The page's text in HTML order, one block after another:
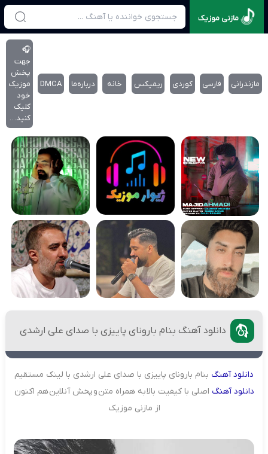
مازنی موزیک
مازندرانی فارسی کوردی ریمیکس خانه درباره‌‌ما DMCA
🎧
جهت
پخش
موزیک
خود
کلیک
کنید…
دانلود آهنگ بنام بارونای پاییزی با صدای علی ارشدی
دانلودآهنگ بنام بارونای پاییزی با صدای علی ارشدی با لینک مستقیم
دانلودآهنگ اصلی با کیفیت بالا به همراه متن و پخش آنلاین هم اکنون
از مازنی موزیک